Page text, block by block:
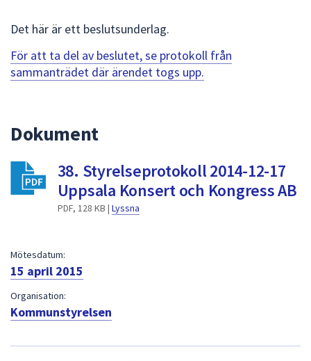
för
att
navigera
för
att
Det här är ett beslutsunderlag.
För att ta del av beslutet, se protokoll från
sammanträdet där ärendet togs upp.
Dokument
38. Styrelseprotokoll 2014-12-17
Uppsala Konsert och Kongress AB
PDF, 128 KB | Lyssna
Mötesdatum:
15 april 2015
Organisation:
Kommunstyrelsen